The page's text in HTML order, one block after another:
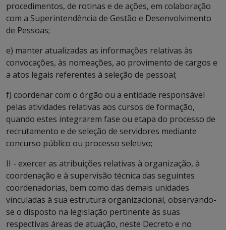
procedimentos, de rotinas e de ações, em colaboração
com a Superintendência de Gestão e Desenvolvimento
de Pessoas;
e) manter atualizadas as informações relativas às
convocações, às nomeações, ao provimento de cargos e
a atos legais referentes à seleção de pessoal;
f) coordenar com o órgão ou a entidade responsável
pelas atividades relativas aos cursos de formação,
quando estes integrarem fase ou etapa do processo de
recrutamento e de seleção de servidores mediante
concurso público ou processo seletivo;
II - exercer as atribuições relativas à organização, à
coordenação e à supervisão técnica das seguintes
coordenadorias, bem como das demais unidades
vinculadas à sua estrutura organizacional, observando-
se o disposto na legislação pertinente às suas
respectivas áreas de atuação, neste Decreto e no